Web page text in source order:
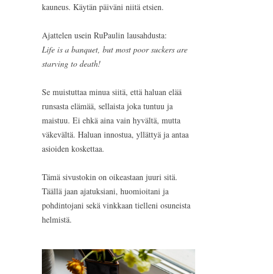
kauneus. Käytän päiväni niitä etsien.
Ajattelen usein RuPaulin lausahdusta:
Life is a banquet, but most poor suckers are
starving to death!
Se muistuttaa minua siitä, että haluan elää
runsasta elämää, sellaista joka tuntuu ja
maistuu. Ei ehkä aina vain hyvältä, mutta
väkevältä. Haluan innostua, yllättyä ja antaa
asioiden koskettaa.
Tämä sivustokin on oikeastaan juuri sitä.
Täällä jaan ajatuksiani, huomioitani ja
pohdintojani sekä vinkkaan tielleni osuneista
helmistä.